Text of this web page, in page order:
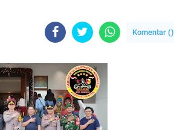
Komentar ()